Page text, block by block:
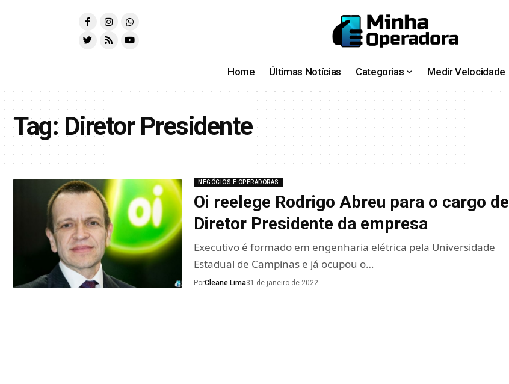
Home Últimas Notícias Categorias Medir Velocidade
Tag: Diretor Presidente
NEGÓCIOS E OPERADORAS
Oi reelege Rodrigo Abreu para o cargo de
Diretor Presidente da empresa
Executivo é formado em engenharia elétrica pela Universidade
Estadual de Campinas e já ocupou o…
PorCleane Lima31 de janeiro de 2022